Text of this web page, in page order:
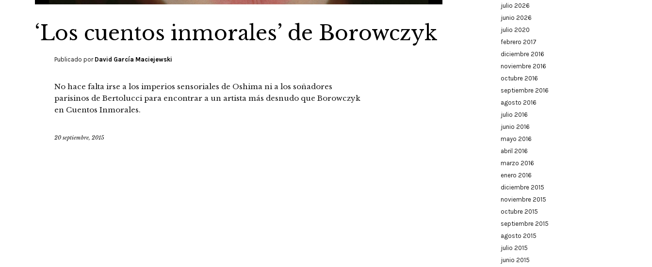
‘Los cuentos inmorales’ de Borowczyk
Publicado por David García Maciejewski
No hace falta irse a los imperios sensoriales de Oshima ni a los soñadores
parisinos de Bertolucci para encontrar a un artista más desnudo que Borowczyk
en Cuentos Inmorales.
20 septiembre, 2015
julio 2026
junio 2026
julio 2020
febrero 2017
diciembre 2016
noviembre 2016
octubre 2016
septiembre 2016
agosto 2016
julio 2016
junio 2016
mayo 2016
abril 2016
marzo 2016
enero 2016
diciembre 2015
noviembre 2015
octubre 2015
septiembre 2015
agosto 2015
julio 2015
junio 2015